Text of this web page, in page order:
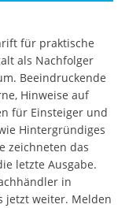
für praktische
als Nachfolger
Beeindruckende
Hinweise auf
für Einsteiger und
Hintergründiges
zeichneten das
letzte Ausgabe.
in
jetzt weiter. Melden